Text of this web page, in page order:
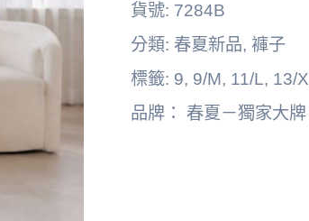
褲
子
262134-
貨號: 7284B
分類: 春夏新品, 褲子
標籤: 9, 9/M, 11/L, 13/
品牌： 春夏－獨家大牌